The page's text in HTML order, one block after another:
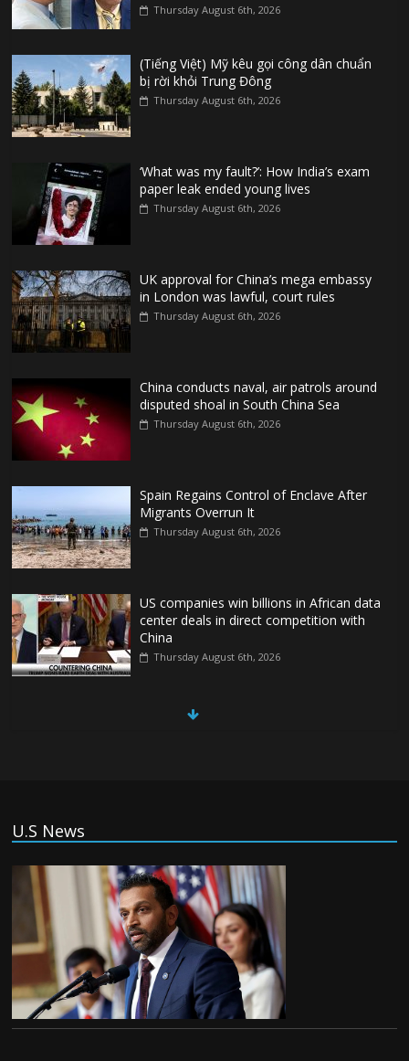
Thursday August 6th, 2026
(Tiếng Việt) Mỹ kêu gọi công dân chuẩn
bị rời khỏi Trung Đông
Thursday August 6th, 2026
‘What was my fault?’: How India’s exam
paper leak ended young lives
Thursday August 6th, 2026
UK approval for China’s mega embassy
in London was lawful, court rules
Thursday August 6th, 2026
China conducts naval, air patrols around
disputed shoal in South China Sea
Thursday August 6th, 2026
Spain Regains Control of Enclave After
Migrants Overrun It
Thursday August 6th, 2026
US companies win billions in African data
center deals in direct competition with
China
Thursday August 6th, 2026
China, Russia, Iran and North Korea
(Tiếng Việt) Trung Quốc va chạm với
Philippines trong khi vẫn cứu thuyền viên
Việt Nam, vì sao?
Tuesday August 4th, 2026
(Tiếng Việt) Ba người thiệt mạng khi bom
U.S News